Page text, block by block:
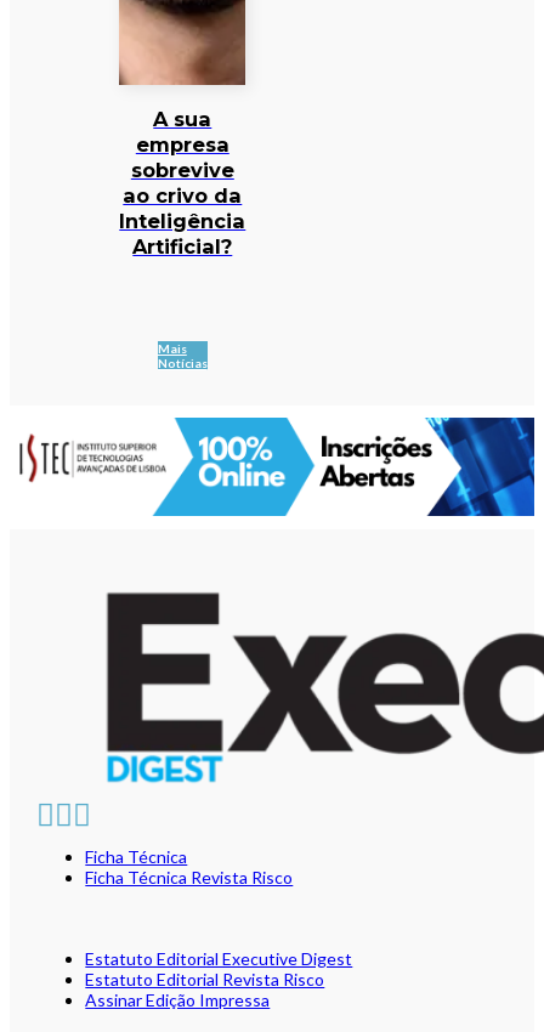
A sua
empresa
sobrevive
ao crivo da
Inteligência
Artificial?
Mais
Notícias
Ficha Técnica
Ficha Técnica Revista Risco
Estatuto Editorial Executive Digest
Estatuto Editorial Revista Risco
Assinar Edição Impressa